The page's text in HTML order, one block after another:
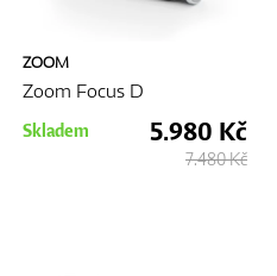
ZOOM
Zoom Focus D
Skladem 5.980 Kč
7.480 Kč